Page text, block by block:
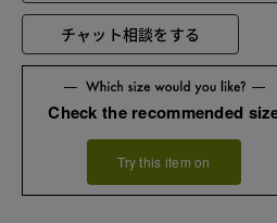
チャット相談をする
Check the recommended
Try this item on